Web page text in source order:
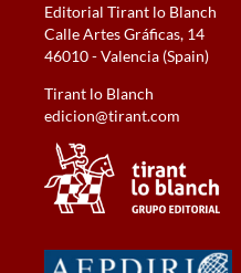
Editorial Tirant lo Blanch
Calle Artes Gráficas, 14
46010 - Valencia (Spain)
Tirant lo Blanch
edicion@tirant.com